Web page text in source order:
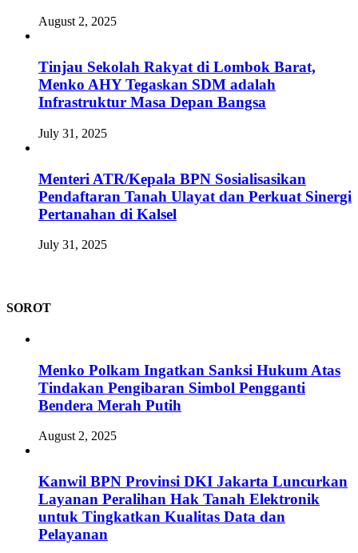
August 2, 2025
Tinjau Sekolah Rakyat di Lombok Barat,
Menko AHY Tegaskan SDM adalah
Infrastruktur Masa Depan Bangsa
July 31, 2025
Menteri ATR/Kepala BPN Sosialisasikan
Pendaftaran Tanah Ulayat dan Perkuat Sinergi
Pertanahan di Kalsel
July 31, 2025
SOROT
Menko Polkam Ingatkan Sanksi Hukum Atas
Tindakan Pengibaran Simbol Pengganti
Bendera Merah Putih
August 2, 2025
Kanwil BPN Provinsi DKI Jakarta Luncurkan
Layanan Peralihan Hak Tanah Elektronik
untuk Tingkatkan Kualitas Data dan
Pelayanan